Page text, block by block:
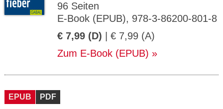
96 Seiten
E-Book (EPUB), 978-3-86200-801-8
€ 7,99 (D) | € 7,99 (A)
Zum E-Book (EPUB)
EPUB PDF